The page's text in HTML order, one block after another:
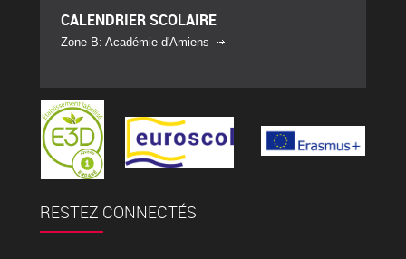
CALENDRIER SCOLAIRE
Zone B: Académie d'Amiens
RESTEZ CONNECTÉS